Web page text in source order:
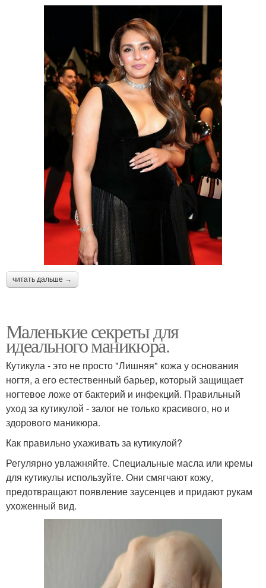
читать дальше →
Маленькие секреты для
идеального маникюра.
Кутикула - это не просто "Лишняя" кожа у основания
ногтя, а его естественный барьер, который защищает
ногтевое ложе от бактерий и инфекций. Правильный
уход за кутикулой - залог не только красивого, но и
здорового маникюра.
Как правильно ухаживать за кутикулой?
Регулярно увлажняйте. Специальные масла или кремы
для кутикулы используйте. Они смягчают кожу,
предотвращают появление заусенцев и придают рукам
ухоженный вид.